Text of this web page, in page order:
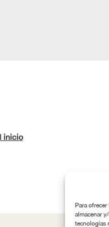
Para
almacenar
tecnologías
inicio